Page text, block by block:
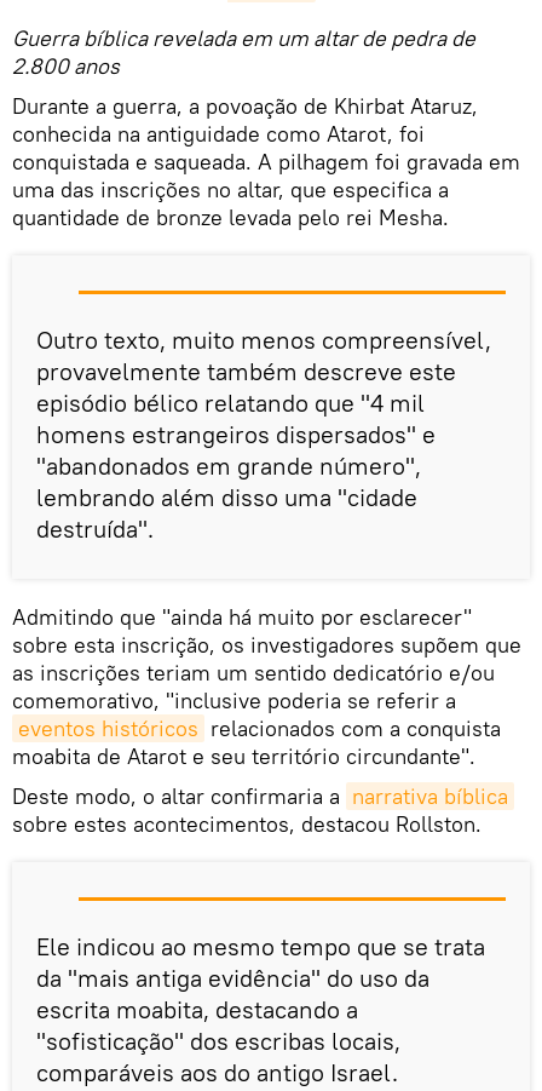
Guerra bíblica revelada em um altar de pedra de
2.800 anos
Durante a guerra, a povoação de Khirbat Ataruz,
conhecida na antiguidade como Atarot, foi
conquistada e saqueada. A pilhagem foi gravada em
uma das inscrições no altar, que especifica a
quantidade de bronze levada pelo rei Mesha.
Outro texto, muito menos compreensível,
provavelmente também descreve este
episódio bélico relatando que "4 mil
homens estrangeiros dispersados" e
"abandonados em grande número",
lembrando além disso uma "cidade
destruída".
Admitindo que "ainda há muito por esclarecer"
sobre esta inscrição, os investigadores supõem que
as inscrições teriam um sentido dedicatório e/ou
comemorativo, "inclusive poderia se referir a
eventos históricos relacionados com a conquista
moabita de Atarot e seu território circundante".
Deste modo, o altar confirmaria a narrativa bíblica
sobre estes acontecimentos, destacou Rollston.
Ele indicou ao mesmo tempo que se trata
da "mais antiga evidência" do uso da
escrita moabita, destacando a
"sofisticação" dos escribas locais,
comparáveis aos do antigo Israel.